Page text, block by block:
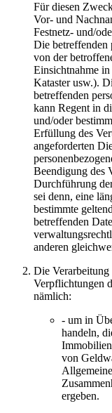
Für diesen
Vor- und
Festnetz- und/
Die betreffenden
von der
Einsichtnahme
Kataster usw.).
betreffenden
kann Regent in
und/oder
Erfüllung des
angeforderten
Beendigung des
Durchführung
sei denn, eine
bestimmte
betreffenden
anderen
Die
Verpflichtungen
nämlich:
- um in
handeln,
von
ergeben.